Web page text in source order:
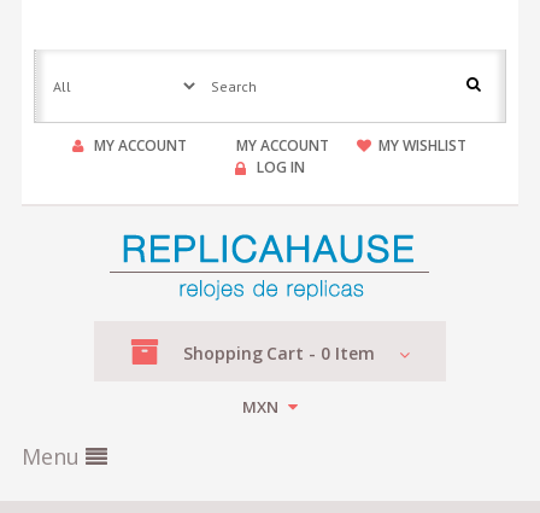
MY ACCOUNT MY ACCOUNT
MY WISHLIST
LOG IN
Shopping Cart - 0Item
MXN
Menu